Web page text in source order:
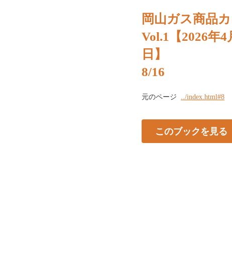
岡山ガス商品
Vol.1【2026年4
日】
8/16
元のページ ../index.html#8
このブックを見る